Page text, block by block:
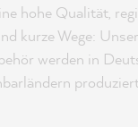
hohe Qualität,
kurze Wege:
werden in